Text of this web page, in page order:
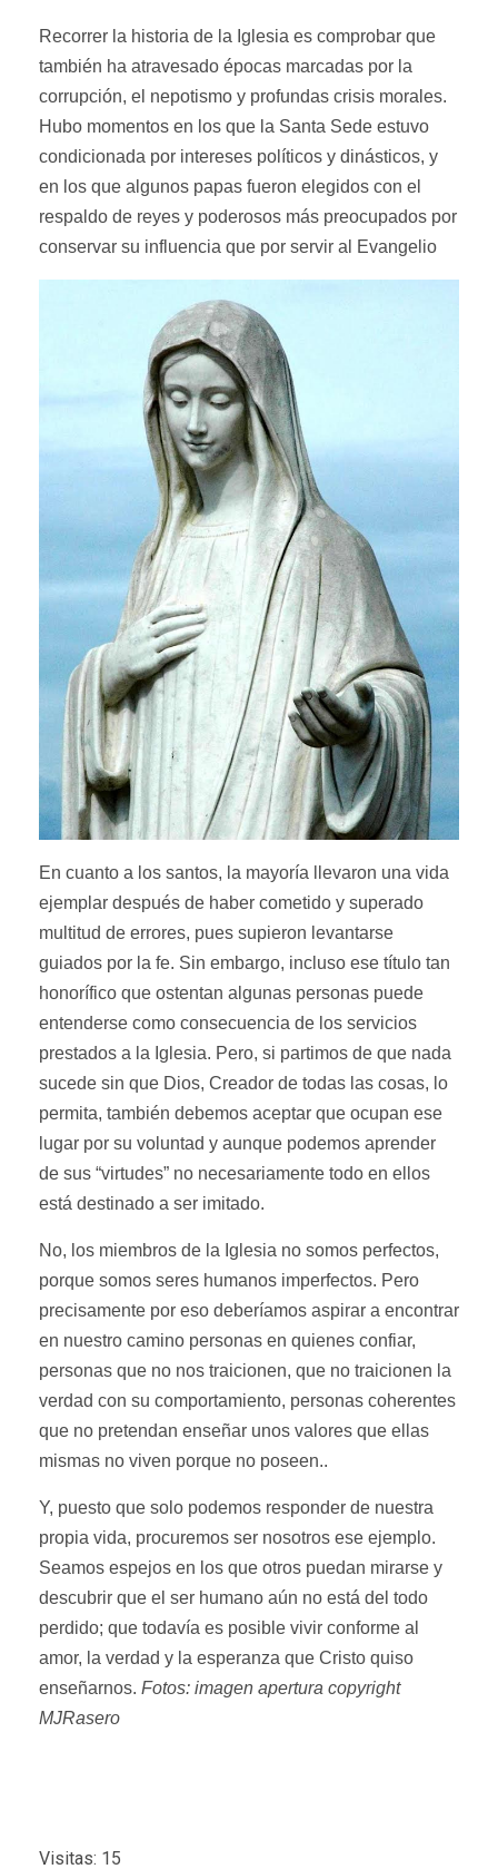
Recorrer la historia de la Iglesia es comprobar que
también ha atravesado épocas marcadas por la
corrupción, el nepotismo y profundas crisis morales.
Hubo momentos en los que la Santa Sede estuvo
condicionada por intereses políticos y dinásticos, y
en los que algunos papas fueron elegidos con el
respaldo de reyes y poderosos más preocupados por
conservar su influencia que por servir al Evangelio
En cuanto a los santos, la mayoría llevaron una vida
ejemplar después de haber cometido y superado
multitud de errores, pues supieron levantarse
guiados por la fe. Sin embargo, incluso ese título tan
honorífico que ostentan algunas personas puede
entenderse como consecuencia de los servicios
prestados a la Iglesia. Pero, si partimos de que nada
sucede sin que Dios, Creador de todas las cosas, lo
permita, también debemos aceptar que ocupan ese
lugar por su voluntad y aunque podemos aprender
de sus “virtudes” no necesariamente todo en ellos
está destinado a ser imitado.
No, los miembros de la Iglesia no somos perfectos,
porque somos seres humanos imperfectos. Pero
precisamente por eso deberíamos aspirar a encontrar
en nuestro camino personas en quienes confiar,
personas que no nos traicionen, que no traicionen la
verdad con su comportamiento, personas coherentes
que no pretendan enseñar unos valores que ellas
mismas no viven porque no poseen..
Y, puesto que solo podemos responder de nuestra
propia vida, procuremos ser nosotros ese ejemplo.
Seamos espejos en los que otros puedan mirarse y
descubrir que el ser humano aún no está del todo
perdido; que todavía es posible vivir conforme al
amor, la verdad y la esperanza que Cristo quiso
enseñarnos. Fotos: imagen apertura copyright
MJRasero
Visitas: 15